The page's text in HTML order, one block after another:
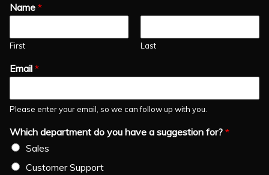
Name *
First Last
Email *
Please enter your email, so we can follow up with you.
Which department do you have a suggestion for? *
Sales
Customer Support